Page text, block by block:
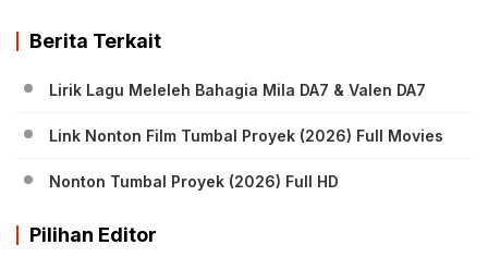
Berita Terkait
Lirik Lagu Meleleh Bahagia Mila DA7 & Valen DA7
Link Nonton Film Tumbal Proyek (2026) Full Movies
Nonton Tumbal Proyek (2026) Full HD
Pilihan Editor